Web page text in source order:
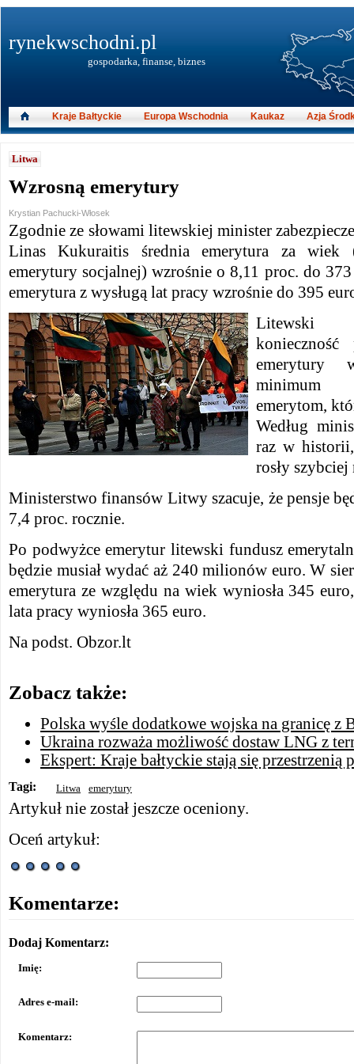
Litwa
Wzrosną emerytury
Krystian Pachucki-Włosek
Zgodnie ze słowami litewskiej minister
Linas Kukuraitis średnia emerytura za wiek
emerytury socjalnej) wzrośnie o 8,11 proc. do
emerytura z wysługą lat pracy wzrośnie do 395
Litewski
konieczność
emerytury
minimum
emerytom,
Według
raz w
rosły szybciej
Ministerstwo finansów Litwy szacuje, że pensje
7,4 proc. rocznie.
Po podwyżce emerytur litewski fundusz
będzie musiał wydać aż 240 milionów euro. W
emerytura ze względu na wiek wyniosła 345
lata pracy wyniosła 365 euro.
Na podst. Obzor.lt
Zobacz także:
Polska wyśle ​​dodatkowe wojska na granicę z
Ukraina rozważa możliwość dostaw LNG z
Ekspert: Kraje bałtyckie stają się przestrzenią
Tagi: Litwa emerytury
Artykuł nie został jeszcze oceniony.
Oceń artykuł:
Komentarze:
Dodaj Komentarz:
Imię:
Adres e-mail:
Komentarz:
rynekwschodni.pl
gospodarka, finanse, biznes
Kraje Bałtyckie Europa Wschodnia Kaukaz Azja